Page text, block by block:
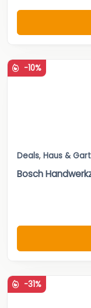
-10%
Deals, Haus &
Bosch
-31%